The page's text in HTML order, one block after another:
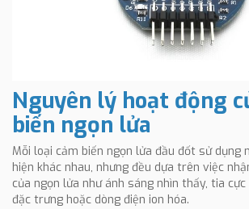
Nguyên lý hoạt động
biến ngọn lửa
Mỗi loại cảm biến ngọn lửa đầu đốt sử dụng
hiện khác nhau, nhưng đều dựa trên việc
của ngọn lửa như ánh sáng nhìn thấy, tia
đặc trưng hoặc dòng điện ion hóa.